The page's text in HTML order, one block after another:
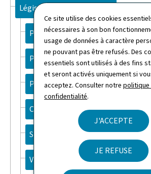
Ce site utilise des cookies
nécessaires à son bon
usage de données à caractère
ne pouvant pas être refusés. Des
essentiels sont utilisés à des fins
et seront activés uniquement si
acceptez. Consulter notrepolitique
confidentialité.
J'ACCEPTE
JE REFUSE
Législation
Prestations familiales
Personnes âgées
Personnes handicapées
Constructions
Solidarité
Vivre-ensemble